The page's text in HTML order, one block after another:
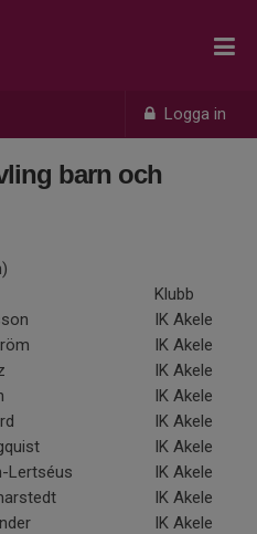
Logga in
barn och
Klubb
IK Akele
IK Akele
IK Akele
IK Akele
IK Akele
IK Akele
Lertséus
IK Akele
IK Akele
IK Akele